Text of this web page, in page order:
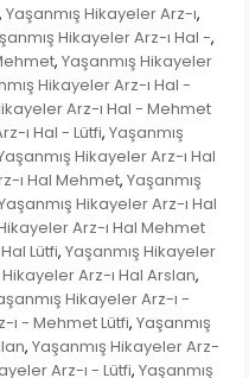
, Yaşanmış Hikayeler Arz-ı,
Hikayeler Arz-ı Hal -,
, Yaşanmış Hikayeler
Hikayeler Arz-ı Hal -
Arz-ı Hal - Mehmet
ı Hal - Lütfi, Yaşanmış
Hikayeler Arz-ı Hal
ı Hal Mehmet, Yaşanmış
Hikayeler Arz-ı Hal
Arz-ı Hal Mehmet
Lütfi, Yaşanmış Hikayeler
Arz-ı Hal Arslan,
Hikayeler Arz-ı -
ı - Mehmet Lütfi, Yaşanmış
, Yaşanmış Hikayeler Arz-
Arz-ı - Lütfi, Yaşanmış